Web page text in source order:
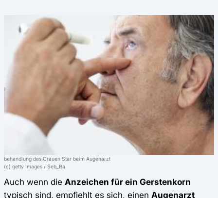
behandlung des Grauen Star beim Augenarzt
(c) getty Images / Seb_Ra
Auch wenn die Anzeichen für ein Gerstenkorn
typisch sind, empfiehlt es sich, einen Augenarzt